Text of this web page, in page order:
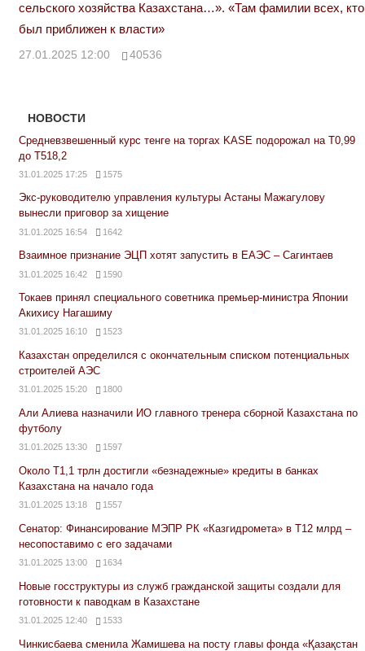
сельского хозяйства Казахстана…». «Там фамилии всех, кто
был приближен к власти»
27.01.2025 12:00 40536
НОВОСТИ
Средневзвешенный курс тенге на торгах KASE подорожал на Т0,99
до Т518,2
31.01.2025 17:25 1575
Экс-руководителю управления культуры Астаны Мажагулову
вынесли приговор за хищение
31.01.2025 16:54 1642
Взаимное признание ЭЦП хотят запустить в ЕАЭС – Сагинтаев
31.01.2025 16:42 1590
Токаев принял специального советника премьер-министра Японии
Акихису Нагашиму
31.01.2025 16:10 1523
Казахстан определился с окончательным списком потенциальных
строителей АЭС
31.01.2025 15:20 1800
Али Алиева назначили ИО главного тренера сборной Казахстана по
футболу
31.01.2025 13:30 1597
Около Т1,1 трлн достигли «безнадежные» кредиты в банках
Казахстана на начало года
31.01.2025 13:18 1557
Сенатор: Финансирование МЭПР РК «Казгидромета» в Т12 млрд –
несопоставимо с его задачами
31.01.2025 13:00 1634
Новые госструктуры из служб гражданской защиты создали для
готовности к паводкам в Казахстане
31.01.2025 12:40 1533
Чинкисбаева сменила Жамишева на посту главы фонда «Қазақстан